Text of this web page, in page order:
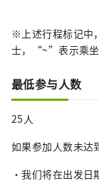
※上述行程标记
士，“~”表示乘
最低参与人数
25人
如果参加人数未达
・我们将在出发